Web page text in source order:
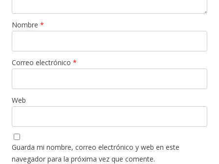
Nombre *
Correo electrónico *
Web
Guarda mi nombre, correo electrónico y web en este
navegador para la próxima vez que comente.